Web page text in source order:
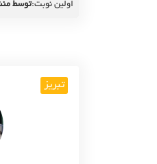
اولین نوبت:توسط
تبریز